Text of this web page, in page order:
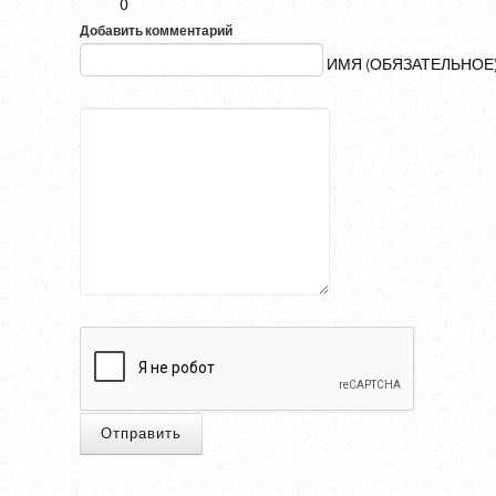
0
Добавить комментарий
ИМЯ
Отправить